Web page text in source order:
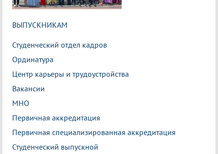
ВЫПУСКНИКАМ
Студенческий отдел кадров
Ординатура
Центр карьеры и трудоустройства
Вакансии
МНО
Первичная аккредитация
Первичная специализированная аккредитация
Студенческий выпускной